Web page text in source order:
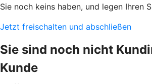
Sie noch keins haben, und legen Ihren
Jetzt freischalten und abschließen
Sie sind noch nicht
Kunde